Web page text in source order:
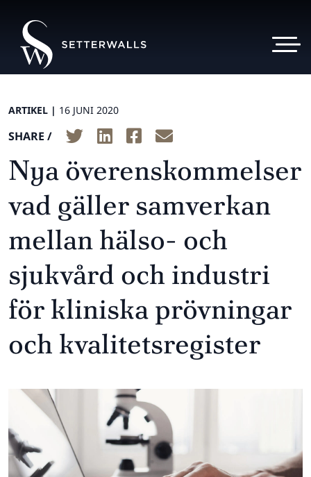
ARTIKEL | 16 JUNI 2020
SHARE /
Nya överenskommelser
vad gäller samverkan
mellan hälso- och
sjukvård och industri
för kliniska prövningar
och kvalitetsregister